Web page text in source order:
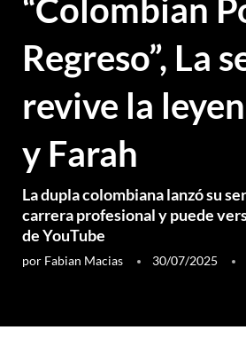
“Colombian
Regreso”, La
revive la
y Farah
La dupla colombiana lanzó su
carrera profesional y puede
de YouTube
por Fabian Macias 30/07/2025